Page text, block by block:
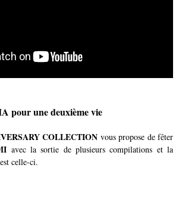
pour une deuxième vie
COLLECTION vous propose de fêter
avec la sortie de plusieurs compilations et la
celle-ci.